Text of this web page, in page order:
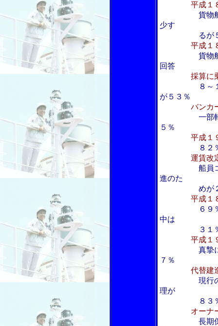
平成１
貨物
少す
るが５
平成１
貨物
回答
採算に
８～
が５３％
バンカ
一部
５％
平成１
８２％が
運賃改
船員
進のた
めが２
平成１
６９
中は
３１
平成１
真摯
７％
代替建
現行
理が
８３％、オ
オーナ
長期